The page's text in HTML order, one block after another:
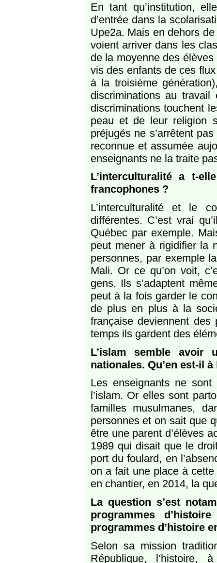
En tant qu’institution,
d’entrée dans la
Upe2a. Mais en dehors
voient arriver dans les
de la moyenne des
vis des enfants de ces
à la troisième
discriminations au
discriminations touchent
peau et de leur religion
préjugés ne s’arrêtent
reconnue et assumée
enseignants ne la traite
L’interculturalité a t-
francophones ?
L’interculturalité et le
différentes. C’est vrai
Québec par exemple.
peut mener à rigidifier la
personnes, par exemple
Mali. Or ce qu’on voit,
gens. Ils s’adaptent
peut à la fois garder le
de plus en plus à la
française deviennent
temps ils gardent des
L’islam semble avoir
nationales. Qu’en est-il à
Les enseignants ne
l’islam. Or elles sont
familles musulmanes,
personnes et on sait que
être une parent d’élèves
1989 qui disait que le
port du foulard, en
on a fait une place à cette
en chantier, en 2014, la
La question s’est
programmes
programmes d’histoire
Selon sa mission
République, l’histoire,